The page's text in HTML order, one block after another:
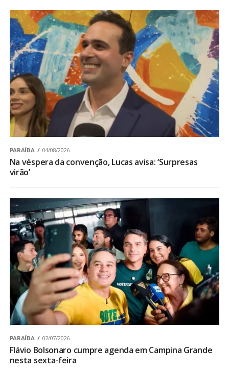
PARAÍBA 04/08/2026
Na véspera da convenção, Lucas avisa: ‘Surpresas
virão’
PARAÍBA 02/07/2026
Flávio Bolsonaro cumpre agenda em Campina Grande
nesta sexta-feira